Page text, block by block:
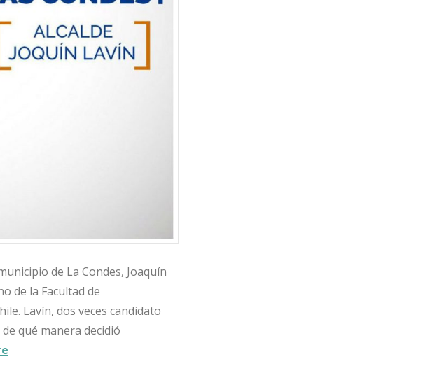
de La Condes, Joaquín
de la Facultad de
Lavín, dos veces candidato
qué manera decidió